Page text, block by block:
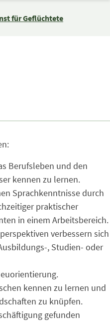
für Geflüchtete
Berufsleben und den
kennen zu lernen.
Sprachkenntnisse durch
praktischer
in einem Arbeitsbereich.
verbessern sich
, Studien- oder
kennen zu lernen und
zu knüpfen.
gefunden